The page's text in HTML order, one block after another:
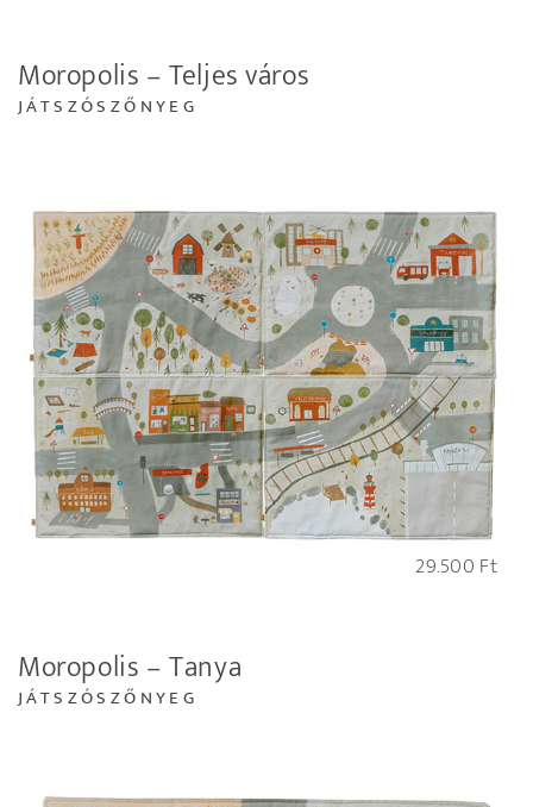
Moropolis – Teljes város
JÁTSZÓSZŐNYEG
29.500 Ft
Moropolis – Tanya
JÁTSZÓSZŐNYEG